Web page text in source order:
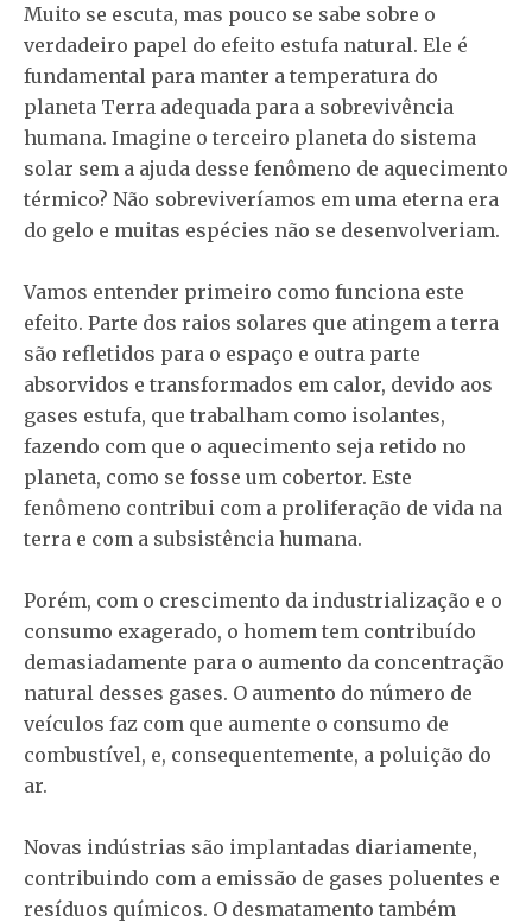
Muito se escuta, mas pouco se sabe sobre o
verdadeiro papel do efeito estufa natural. Ele é
fundamental para manter a temperatura do
planeta Terra adequada para a sobrevivência
humana. Imagine o terceiro planeta do sistema
solar sem a ajuda desse fenômeno de aquecimento
térmico? Não sobreviveríamos em uma eterna era
do gelo e muitas espécies não se desenvolveriam.
Vamos entender primeiro como funciona este
efeito. Parte dos raios solares que atingem a terra
são refletidos para o espaço e outra parte
absorvidos e transformados em calor, devido aos
gases estufa, que trabalham como isolantes,
fazendo com que o aquecimento seja retido no
planeta, como se fosse um cobertor. Este
fenômeno contribui com a proliferação de vida na
terra e com a subsistência humana.
Porém, com o crescimento da industrialização e o
consumo exagerado, o homem tem contribuído
demasiadamente para o aumento da concentração
natural desses gases. O aumento do número de
veículos faz com que aumente o consumo de
combustível, e, consequentemente, a poluição do
ar.
Novas indústrias são implantadas diariamente,
contribuindo com a emissão de gases poluentes e
resíduos químicos. O desmatamento também